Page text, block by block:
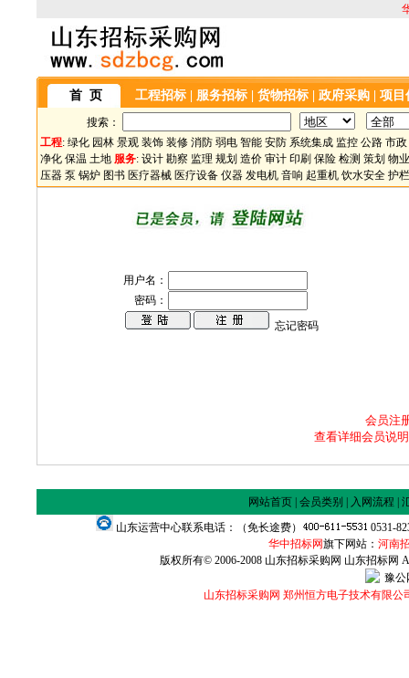
首 页 工程招标 服务招标 货物招标 政府采购 项目
搜索：
工程: 绿化 园林 景观 装饰 装修 消防 弱电 智能 安防 系统集成 监控 公路 市政
净化 保温 土地 服务: 设计 勘察 监理 规划 造价 审计 印刷 保险 检测 策划 物业
压器 泵 锅炉 图书 医疗器械 医疗设备 仪器 发电机 音响 起重机 饮水安全 护栏
用户名：
密码：
忘记密码
会员注
查看详细会员说
网站首页| 会员类别 入网流程
山东运营中心联系电话：（免长途费）
0531-
华中招标网旗下网站： 河南
版权所有© 2006-2008 山东招标采购网 山东招标网
豫公
山东招标采购网 郑州恒方电子技术有限